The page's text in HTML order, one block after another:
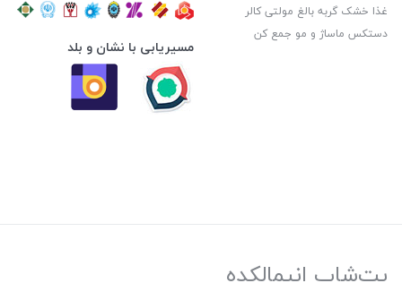
غذا خشک گربه بالغ مولتی کالر
دستکس ماساژ و مو جمع کن
مسیریابی با نشان و بلد
پت‌شاپ انیمالکده